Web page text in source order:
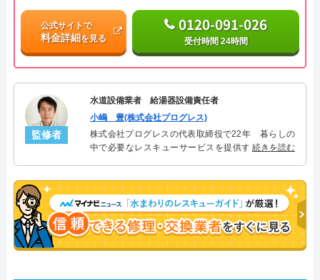
公式サイトで
料金詳細を見る
0120-091-026
受付時間 24時間
監修者
水道設備業者 給湯器設備責任者
小嶋 豊(株式会社プログレス)
株式会社プログレスの代表取締役で22年 暮らしの
中で必要なレスキューサービスを提供する株式会社
決。多くのお客様に信頼される「給湯器」のスペシ
ャリスト。
続きを読む